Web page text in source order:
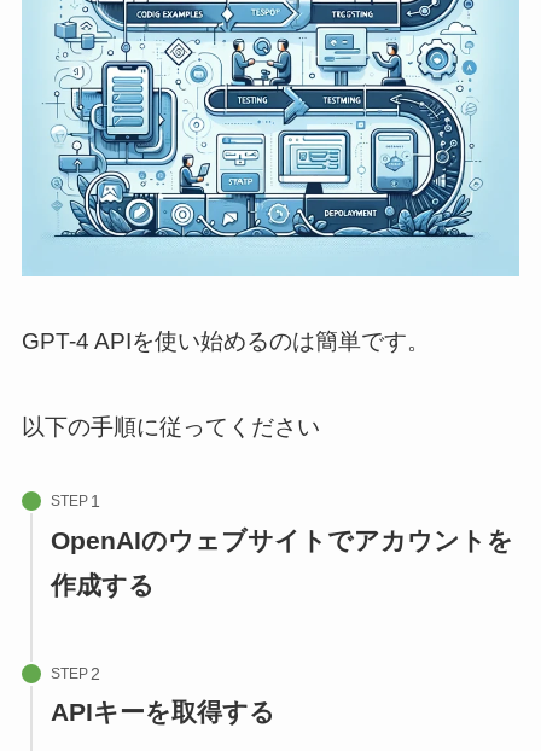
GPT-4 APIを使い始めるのは簡単です。
以下の手順に従ってください
STEP
OpenAIのウェブサイトでアカウントを
作成する
STEP
APIキーを取得する